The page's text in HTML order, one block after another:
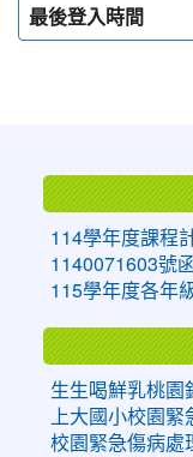
最後登入時間
114學年度課程
1140071603號
115學年度各年
生生喝鮮乳桃園
上大國小校園
校園緊急傷病處